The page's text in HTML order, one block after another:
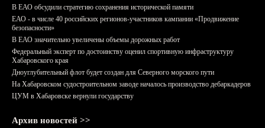
В ЕАО обсудили стратегию сохранения исторической памяти
ЕАО - в числе 40 российских регионов-участников кампании «Продвижение
безопасности»
В ЕАО значительно увеличены объемы дорожных работ
Федеральный эксперт по достоинству оценил спортивную инфраструктуру
Хабаровского края
Дноуглубительный флот будет создан для Северного морского пути
На Хабаровском судостроительном заводе началось производство дебаркадеров
ЦУМ в Хабаровске вернули государству
Архив новостей >>